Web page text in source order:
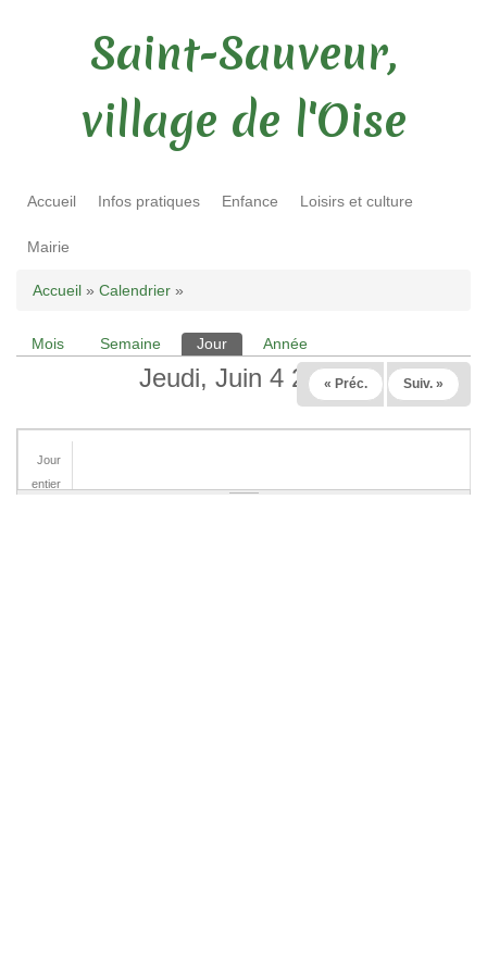
Saint-Sauveur,
village de l'Oise
Accueil Infos pratiques Enfance Loisirs et culture
Mairie
Vous êtes ici
Accueil » Calendrier »
Onglets principaux
Mois Semaine Jour (onglet actif)
Année
Jeudi, Juin 4 2026« Préc. Suiv. »
Jour
entier